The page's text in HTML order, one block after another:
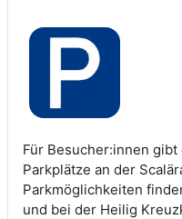
Für Besucher:innen
Parkplätze an der
Parkmöglichkeiten
und bei der Heilig